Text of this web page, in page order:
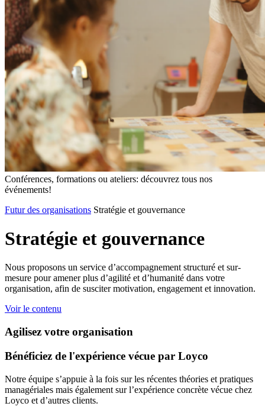
Conférences, formations ou ateliers: découvrez tous nos
événements!
Futur des organisations Stratégie et gouvernance
Stratégie et gouvernance
Nous proposons un service d’accompagnement structuré et sur-
mesure pour amener plus d’agilité et d’humanité dans votre
organisation, afin de susciter motivation, engagement et innovation.
Voir le contenu
Agilisez votre organisation
Bénéficiez de l'expérience vécue par Loyco
Notre équipe s’appuie à la fois sur les récentes théories et pratiques
managériales mais également sur l’expérience concrète vécue chez
Loyco et d’autres clients.